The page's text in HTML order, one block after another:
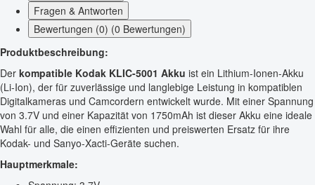
Fragen & Antworten
Bewertungen (0) (0 Bewertungen)
Produktbeschreibung:
Der kompatible Kodak KLIC-5001 Akku ist ein Lithium-Ionen-Akku
(Li-Ion), der für zuverlässige und langlebige Leistung in kompatiblen
Digitalkameras und Camcordern entwickelt wurde. Mit einer Spannung
von 3.7V und einer Kapazität von 1750mAh ist dieser Akku eine ideale
Wahl für alle, die einen effizienten und preiswerten Ersatz für ihre
Kodak- und Sanyo-Xacti-Geräte suchen.
Hauptmerkmale: